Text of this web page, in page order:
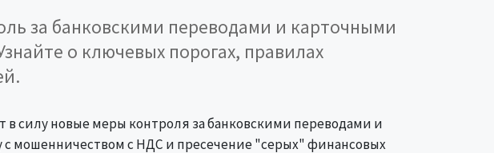
за банковскими переводами и карточными
о ключевых порогах, правилах
в силу новые меры контроля за банковскими переводами и
мошенничеством с НДС и пресечение "серых" финансовых